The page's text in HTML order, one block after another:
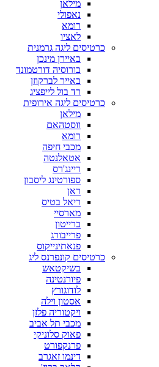
מילאן
נאפולי
רומא
לאציו
כרטיסים ליגה גרמנית
באיירן מינכן
בורוסיה דורטמונד
באייר לברקוזן
רד בול לייפציג
כרטיסים ליגה אירופית
מילאן
ווסטהאם
רומא
מכבי חיפה
אטאלנטה
ריינג'רס
ספורטינג ליסבון
ראן
ריאל בטיס
מארסיי
ברייטון
פרייבורג
פנאתינייקוס
כרטיסים קונפרנס ליג
בשיקטאש
פיורנטינה
לודוגורץ
אסטון וילה
ויקטוריה פלזן
מכבי תל אביב
פאוק סלוניקי
פרנקפורט
דינמו זאגרב